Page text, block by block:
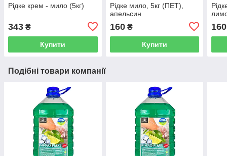
Рідке крем - мило (5кг)
343 ₴
Купити
Рідке мило, 5кг (ПЕТ),
апельсин
160₴
Купити
160
Подібні товари компанії